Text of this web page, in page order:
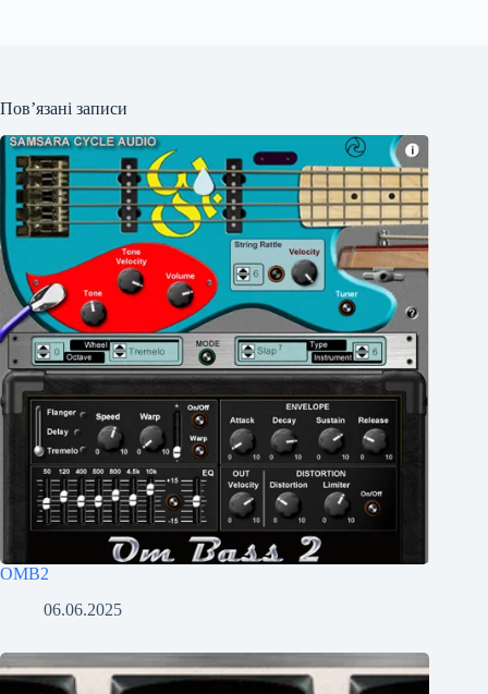
Пов’язані записи
OMB2
06.06.2025